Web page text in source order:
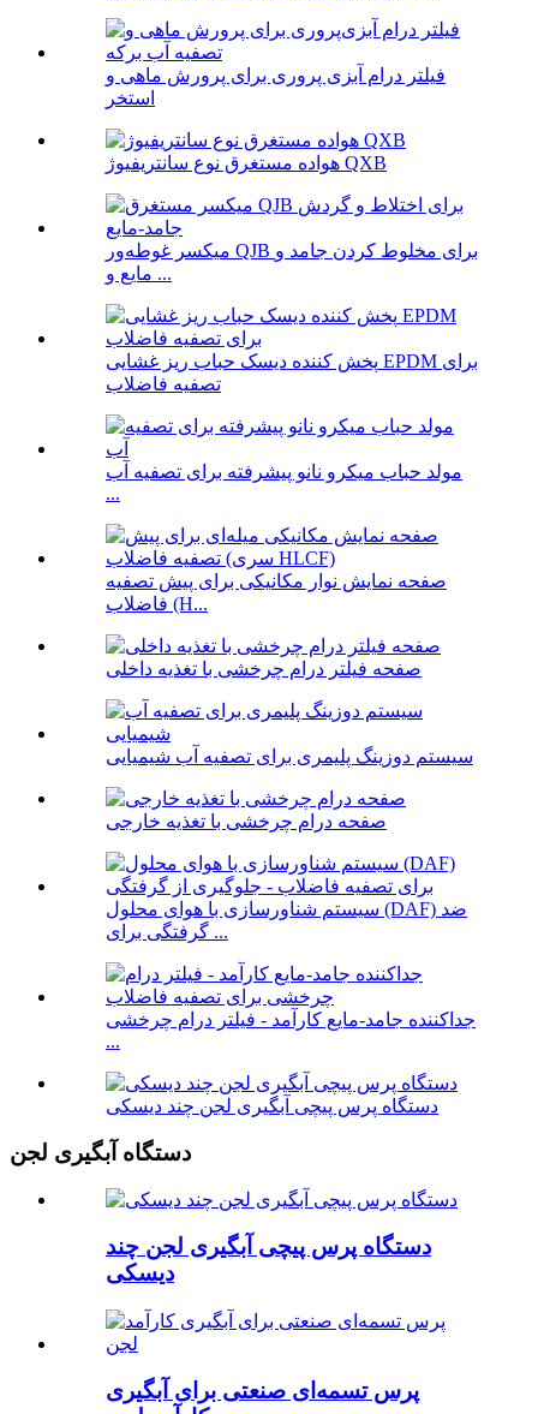
فیلتر درام آبزی پروری برای پرورش ماهی و
استخر
هواده مستغرق نوع سانتریفیوژ QXB
میکسر غوطه‌ور QJB برای مخلوط کردن جامد و
مایع و ...
پخش کننده دیسک حباب ریز غشایی EPDM برای
تصفیه فاضلاب
مولد حباب میکرو نانو پیشرفته برای تصفیه آب
...
صفحه نمایش نوار مکانیکی برای پیش تصفیه
فاضلاب (H...
صفحه فیلتر درام چرخشی با تغذیه داخلی
سیستم دوزینگ پلیمری برای تصفیه آب شیمیایی
صفحه درام چرخشی با تغذیه خارجی
سیستم شناورسازی با هوای محلول (DAF) ضد
گرفتگی برای ...
جداکننده جامد-مایع کارآمد - فیلتر درام چرخشی
...
دستگاه پرس پیچی آبگیری لجن چند دیسکی
دستگاه آبگیری لجن
دستگاه پرس پیچی آبگیری لجن چند
دیسکی
پرس تسمه‌ای صنعتی برای آبگیری